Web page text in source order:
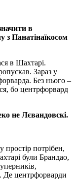
в
з Панатінаїкосом
в Шахтарі.
Зараз у
Без нього –
бо центрфорвард
не Лєвандовскі.
потрібен,
були Брандао,
Де центрфорварди